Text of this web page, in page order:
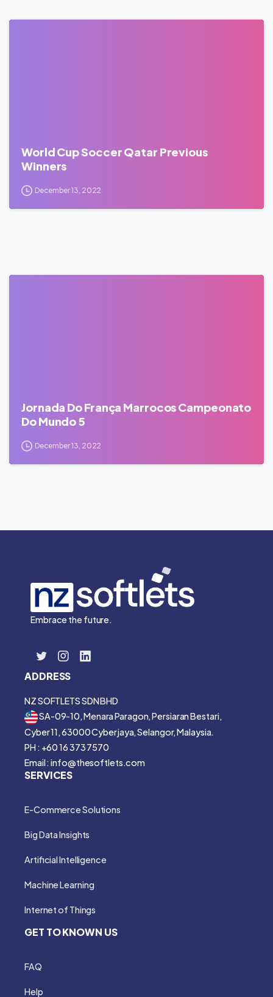
World Cup Soccer Qatar Previous
Winners
December 13, 2022
Jornada Do França Marrocos Campeonato
Do Mundo 5
December 13, 2022
Embrace the future.
ADDRESS
NZ SOFTLETS SDN BHD
SA-09-10, Menara Paragon, Persiaran Bestari,
Cyber 11, 63000 Cyberjaya, Selangor, Malaysia.
PH : +60 16 373 7570
Email : info@thesoftlets.com
SERVICES
E-Commerce Solutions
Big Data Insights
Artificial Intelligence
Machine Learning
Internet of Things
GET TO KNOWN US
FAQ
Help